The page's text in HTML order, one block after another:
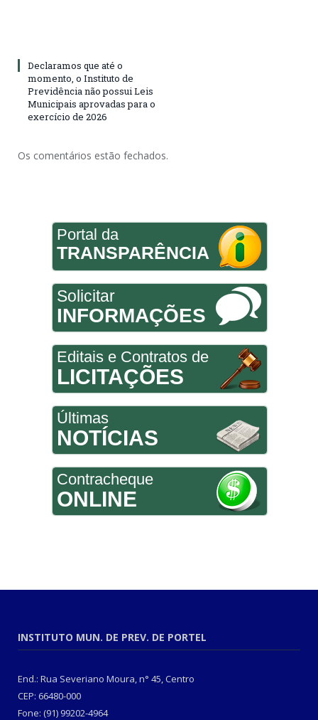
Declaramos que até o
momento, o Instituto de
Previdência não possui Leis
Municipais aprovadas para o
exercício de 2026
Os comentários estão fechados.
Portal da
TRANSPARÊNCIA
Solicitar
INFORMAÇÕES
Editais e Contratos de
LICITAÇÕES
Últimas
NOTÍCIAS
Contracheque
ONLINE
INSTITUTO MUN. DE PREV. DE PORTEL
End.: Rua Severiano Moura, n° 45, Centro
CEP: 66480-000
Fone: (91) 99202-4964